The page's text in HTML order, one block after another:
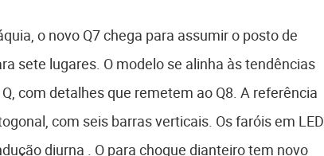
o novo Q7 chega para assumir o posto de
sete lugares. O modelo se alinha às tendências
com detalhes que remetem ao Q8. A referência
com seis barras verticais. Os faróis em LED
diurna . O para choque dianteiro tem novo